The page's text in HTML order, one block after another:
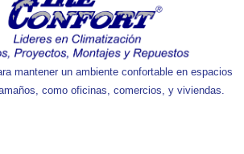
mantener un ambiente confortable en espacios
como oficinas, comercios, y viviendas.